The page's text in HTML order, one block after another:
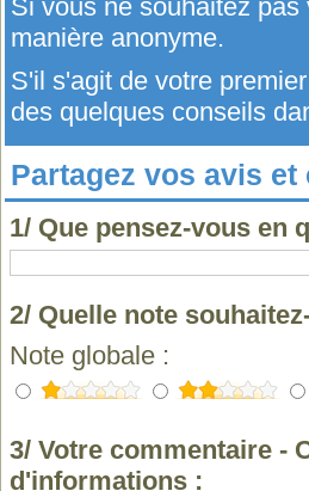
Si vous ne souhaitez
manière anonyme.
S'il s'agit de votre
des quelques conseils
Partagez vos avis et
1/ Que pensez-vous en
2/ Quelle note
Note globale :
3/ Votre commentaire -
d'informations :